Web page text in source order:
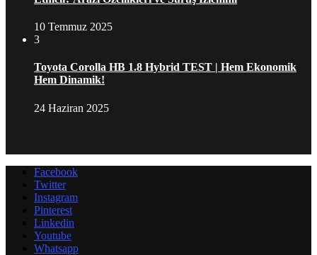
10 Temmuz 2025
3
Toyota Corolla HB 1.8 Hybrid TEST | Hem Ekonomik
Hem Dinamik!
24 Haziran 2025
Facebook
Twitter
Instagram
Pinterest
Linkedin
Youtube
Whatsapp